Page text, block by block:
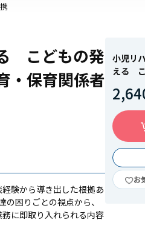
こどもの発
・保育関係者
験から導き出した根拠あ
困りごとの視点から、
に即取り入れられる内容
小児リ
える こ
育関係
お